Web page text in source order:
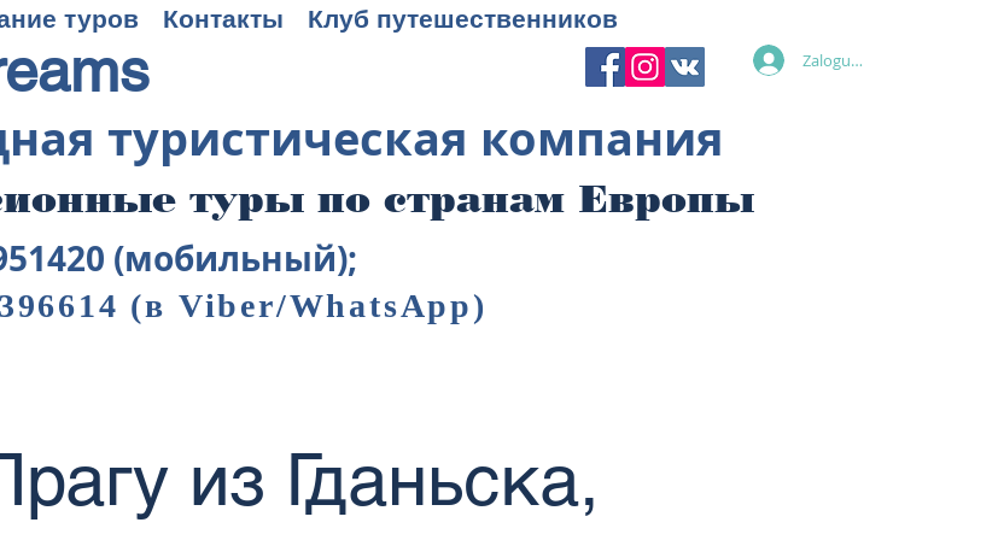
туров Контакты Клуб путешественников
Zaloguj się
туристическая компания
(мобильный);
(в Viber/WhatsApp)
туры по странам Европы
из Гданьска,